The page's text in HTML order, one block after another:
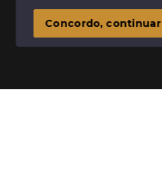
SITE PARA IMOBILIARIA
Concordo, continuar